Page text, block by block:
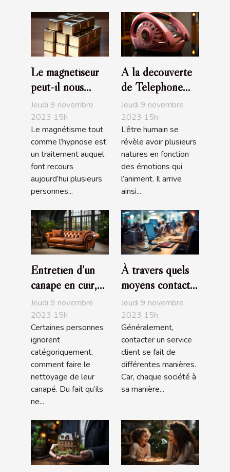
Le magnétiseur
peut-il nous
soigner de nos
maux ?
Jeudi 9 novembre
2023 15h
Le magnétisme tout
comme l’hypnose est
un traitement auquel
font recours
aujourd’hui plusieurs
personnes...
A la découverte
de Téléphone
Rose
Jeudi 9 novembre
2023 15h
L’être humain se
révèle avoir plusieurs
natures en fonction
des émotions qui
l’animent. Il arrive
ainsi...
Entretien d’un
canapé en cuir,
que devez-vous
savoir ?
Jeudi 9 novembre
2023 15h
Certaines personnes
ignorent
catégoriquement,
comment faire le
nettoyage de leur
canapé. Du fait qu’ils
ne...
À travers quels
moyens contacte-
t-on un service
client ?
Jeudi 9 novembre
2023 15h
Généralement,
contacter un service
client se fait de
différentes manières.
Car, chaque société à
sa manière...